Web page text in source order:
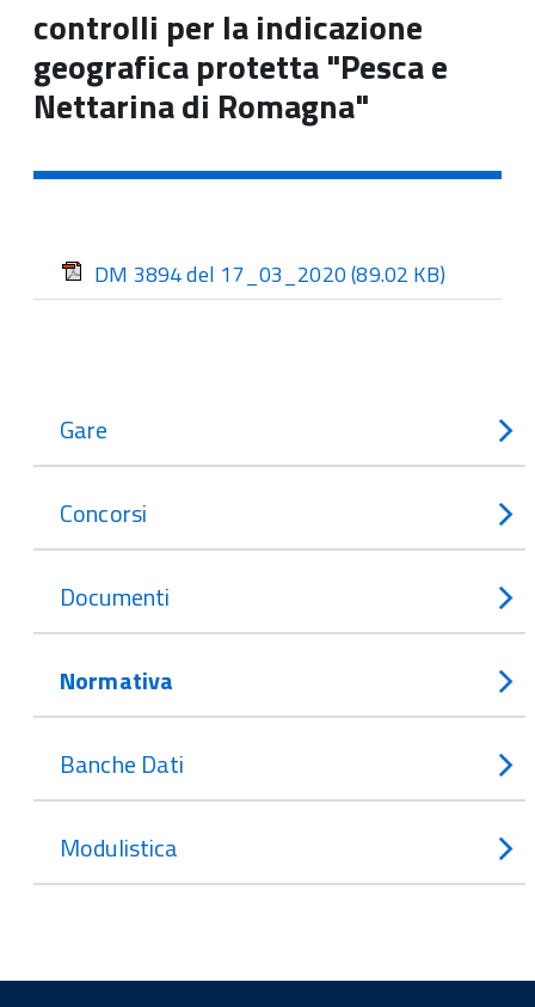
controlli per la indicazione
geografica protetta "Pesca e
Nettarina di Romagna"
DM 3894 del 17_03_2020(89.02 KB)
Gare
Concorsi
Documenti
Normativa
Banche Dati
Modulistica